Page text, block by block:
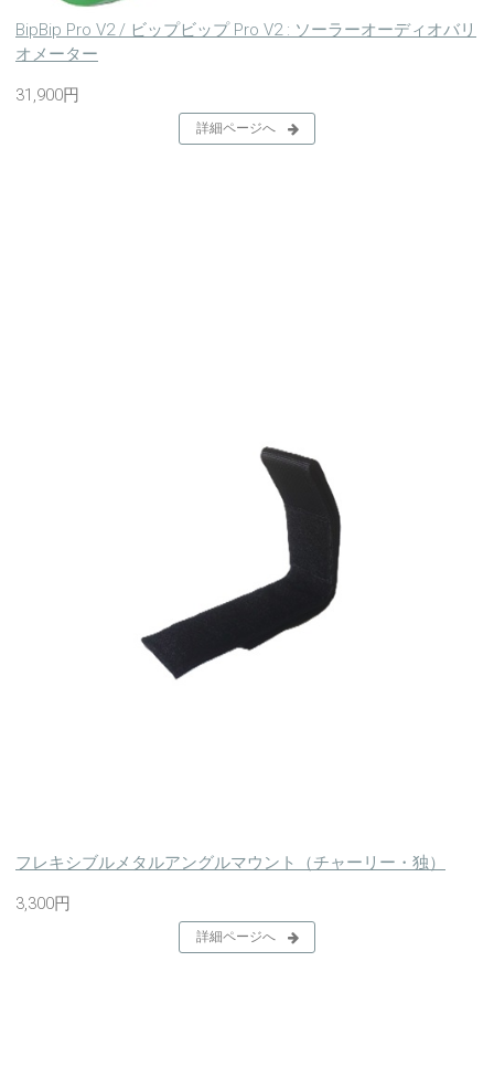
BipBip Pro V2 / ビップビップ Pro V2 : ソーラーオーディオバリ
オメーター
31,900円
詳細ページへ
フレキシブルメタルアングルマウント（チャーリー・独）
3,300円
詳細ページへ